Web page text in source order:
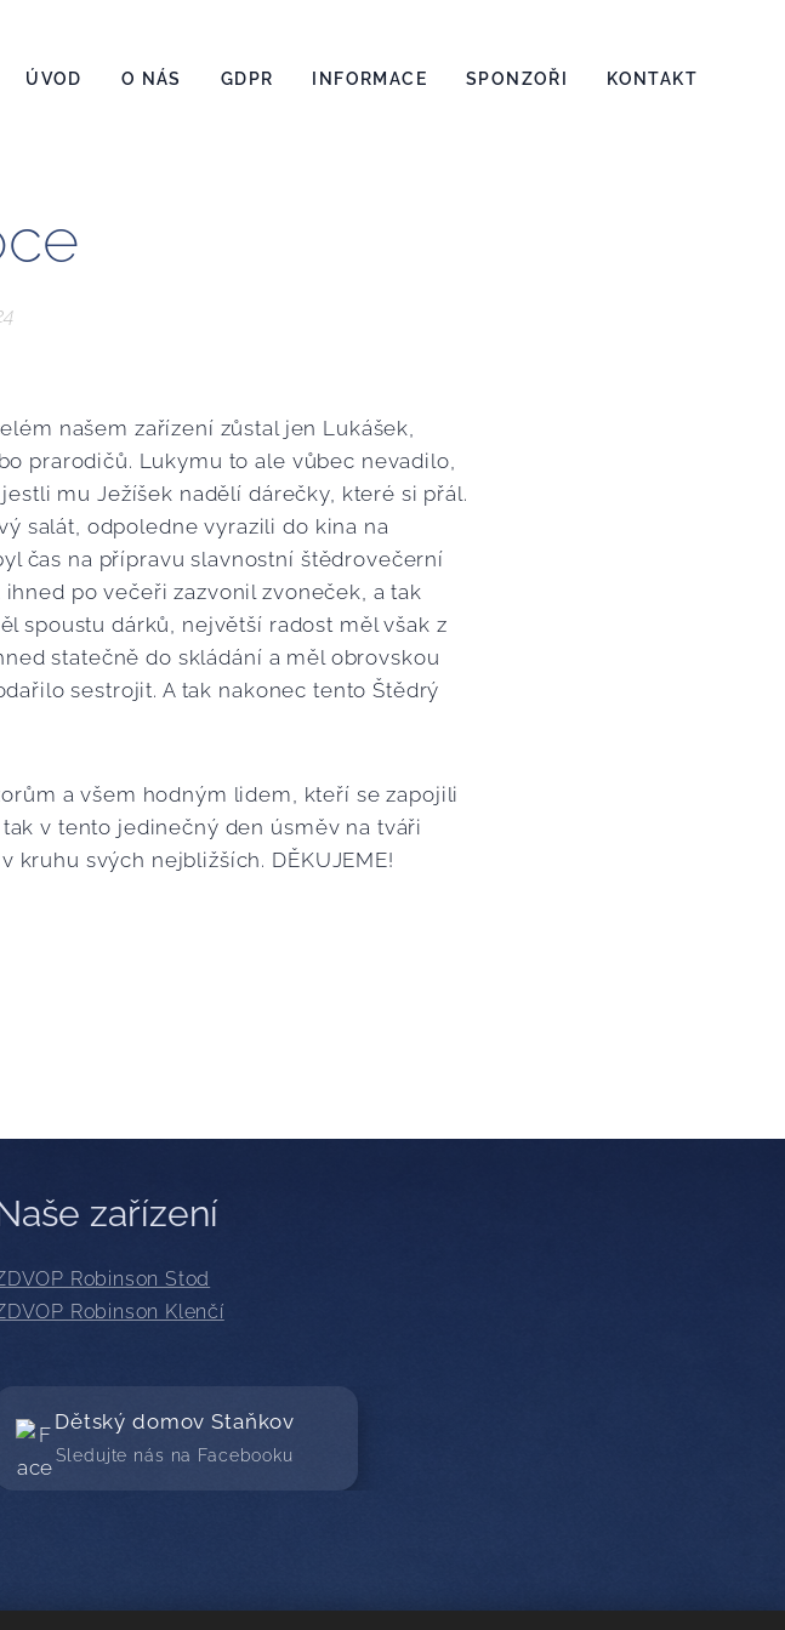
ÚVOD O NÁS GDPR INFORMACE SPONZOŘI KONTAKT
našem zařízení zůstal jen Lukášek,
prarodičů. Lukymu to ale vůbec nevadilo,
mu Ježíšek nadělí dárečky, které si přál.
salát, odpoledne vyrazili do kina na
čas na přípravu slavnostní štědrovečerní
po večeři zazvonil zvoneček, a tak
spoustu dárků, největší radost měl však z
statečně do skládání a měl obrovskou
sestrojit. A tak nakonec tento Štědrý
a všem hodným lidem, kteří se zapojili
v tento jedinečný den úsměv na tváři
svých nejbližších. DĚKUJEME!
zařízení
Robinson Stod
Robinson Klenčí
Dětský domov Staňkov
Sledujte nás na Facebooku